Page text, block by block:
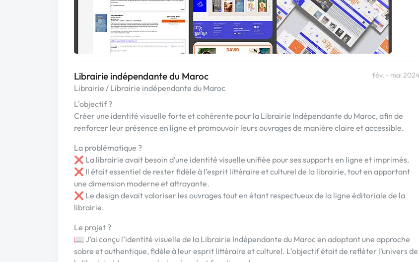
Librairie indépendante du Maroc
Librairie / Librairie indépendante du Maroc
fév. - mai 2024
L'objectif ?
Créer une identité visuelle forte et cohérente pour la Librairie Indépendante du Maroc, afin de
renforcer leur présence en ligne et promouvoir leurs ouvrages de manière claire et accessible.
La problématique ?
❌ La librairie avait besoin d’une identité visuelle unifiée pour ses supports en ligne et imprimés.
❌ Il était essentiel de rester fidèle à l’esprit littéraire et culturel de la librairie, tout en apportant
une dimension moderne et attrayante.
❌ Le design devait valoriser les ouvrages tout en étant respectueux de la ligne éditoriale de la
librairie.
Le projet ?
📖 J’ai conçu l’identité visuelle de la Librairie Indépendante du Maroc en adoptant une approche
sobre et authentique, fidèle à leur esprit littéraire et culturel. L’objectif était de refléter l’univers de